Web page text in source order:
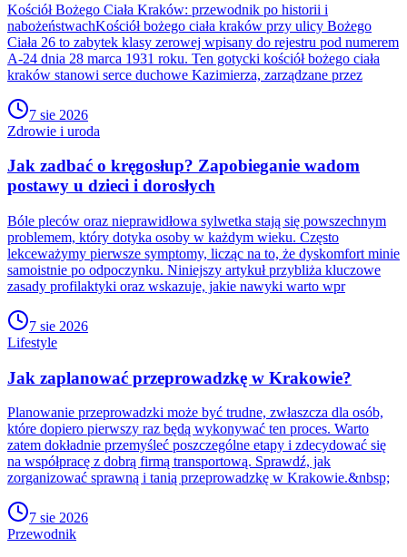
Kościół Bożego Ciała Kraków: przewodnik po historii i
nabożeństwachKościół bożego ciała kraków przy ulicy Bożego
Ciała 26 to zabytek klasy zerowej wpisany do rejestru pod numerem
A-24 dnia 28 marca 1931 roku. Ten gotycki kościół bożego ciała
kraków stanowi serce duchowe Kazimierza, zarządzane przez
7 sie 2026
Zdrowie i uroda
Jak zadbać o kręgosłup? Zapobieganie wadom
postawy u dzieci i dorosłych
Bóle pleców oraz nieprawidłowa sylwetka stają się powszechnym
problemem, który dotyka osoby w każdym wieku. Często
lekceważymy pierwsze symptomy, licząc na to, że dyskomfort minie
samoistnie po odpoczynku. Niniejszy artykuł przybliża kluczowe
zasady profilaktyki oraz wskazuje, jakie nawyki warto wpr
7 sie 2026
Lifestyle
Jak zaplanować przeprowadzkę w Krakowie?
Planowanie przeprowadzki może być trudne, zwłaszcza dla osób,
które dopiero pierwszy raz będą wykonywać ten proces. Warto
zatem dokładnie przemyśleć poszczególne etapy i zdecydować się
na współpracę z dobrą firmą transportową. Sprawdź, jak
zorganizować sprawną i tanią przeprowadzkę w Krakowie.&nbsp;
7 sie 2026
Przewodnik